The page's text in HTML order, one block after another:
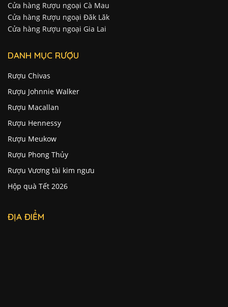
Cửa hàng Rượu ngoại Cà Mau
Cửa hàng Rượu ngoại Đăk Lăk
Cửa hàng Rượu ngoại Gia Lai
DANH MỤC RƯỢU
Rượu Chivas
Rượu Johnnie Walker
Rượu Macallan
Rượu Hennessy
Rượu Meukow
Rượu Phong Thủy
Rượu Vương tài kim ngưu
Hộp quà Tết 2026
ĐỊA ĐIỂM